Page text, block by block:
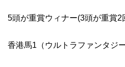
5頭が重賞ウィナー(3頭が重賞2
香港馬1（ウルトラファンタジー